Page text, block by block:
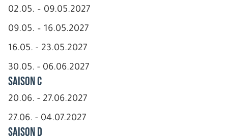
02.05. – 09.05.2027
09.05. – 16.05.2027
16.05. - 23.05.2027
30.05. - 06.06.2027
Saison C
20.06. - 27.06.2027
27.06. - 04.07.2027
Saison D